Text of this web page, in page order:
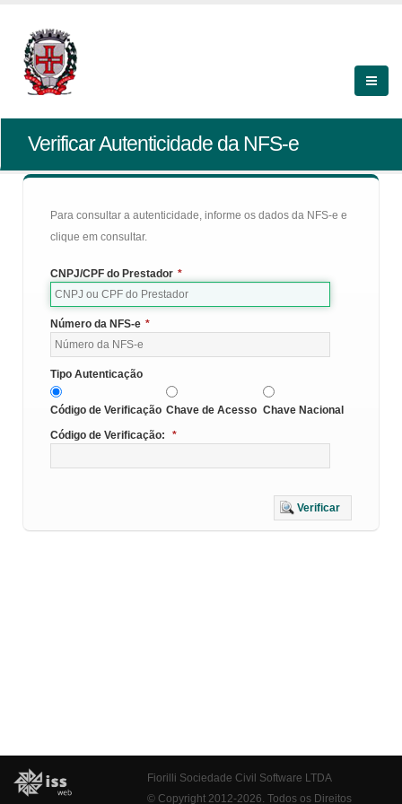
Verificar Autenticidade da NFS-e
Para consultar a autenticidade, informe os dados da NFS-e e
clique em consultar.
CNPJ/CPF do Prestador *
Número da NFS-e *
Tipo Autenticação
Código de Verificação Chave de Acesso Chave Nacional
Código de Verificação:
*
Verificar
Fiorilli Sociedade Civil Software LTDA
© Copyright 2012-2026. Todos os Direitos